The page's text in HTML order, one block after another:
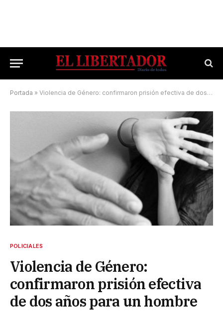
Portada » Violencia de Género: confirmaron prisión efectiva de dos años para un hombre
POLICIALES
Violencia de Género:
confirmaron prisión efectiva
de dos años para un hombre